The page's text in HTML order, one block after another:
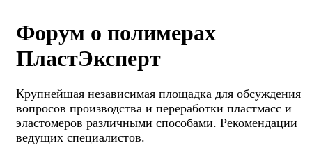
Форум о полимерах
ПластЭксперт
Крупнейшая независимая площадка для обсуждения
вопросов производства и переработки пластмасс и
эластомеров различными способами. Рекомендации
ведущих специалистов.